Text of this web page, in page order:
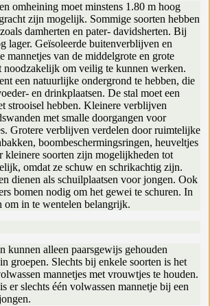
omheining moet minstens 1.80 m hoog
zijn mogelijk. Sommige soorten hebben
damherten en pater- davidsherten. Bij
lager. Geïsoleerde buitenverblijven en
mannetjes van de middelgrote en grote
noodzakelijk om veilig te kunnen werken.
een natuurlijke ondergrond te hebben, die
en drinkplaatsen. De stal moet een
strooisel hebben. Kleinere verblijven
met smalle doorgangen voor
Grotere verblijven verdelen door ruimtelijke
boombeschermingsringen, heuveltjes
kleinere soorten zijn mogelijkheden tot
omdat ze schuw en schrikachtig zijn.
dienen als schuilplaatsen voor jongen. Ook
bomen nodig om het gewei te schuren. In
om in te wentelen belangrijk.
kunnen alleen paarsgewijs gehouden
groepen. Slechts bij enkele soorten is het
mannetjes met vrouwtjes te houden.
er slechts één volwassen mannetje bij een